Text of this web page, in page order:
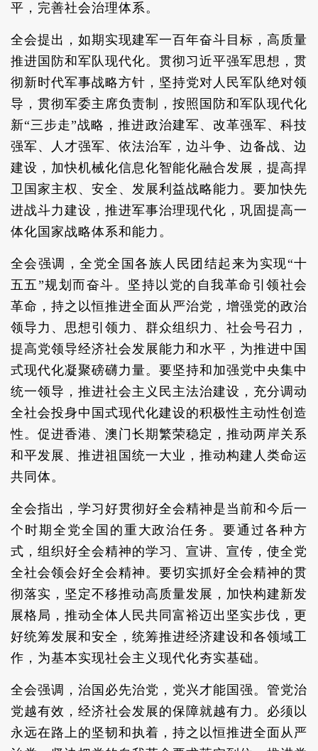
平，完善社会治理体系。
全会提出，如期实现建军一百年奋斗目标，高质量
推进国防和军队现代化。贯彻习近平强军思想，贯
彻新时代军事战略方针，坚持党对人民军队绝对领
导，贯彻军委主席负责制，按照国防和军队现代化
新“三步走”战略，推进政治建军、改革强军、科技
强军、人才强军、依法治军，边斗争、边备战、边
建设，加快机械化信息化智能化融合发展，提高捍
卫国家主权、安全、发展利益战略能力。要加快先
进战斗力建设，推进军事治理现代化，巩固提高一
体化国家战略体系和能力。
全会强调，全党全国各族人民团结起来为实现“十
五五”规划而奋斗。坚持以党的自我革命引领社会
革命，持之以恒推进全面从严治党，增强党的政治
领导力、思想引领力、群众组织力、社会号召力，
提高党领导经济社会发展能力和水平，为推进中国
式现代化凝聚磅礴力量。要坚持和加强党中央集中
统一领导，推进社会主义民主法治建设，充分调动
全社会投身中国式现代化建设的积极性主动性创造
性。促进香港、澳门长期繁荣稳定，推动两岸关系
和平发展、推进祖国统一大业，推动构建人类命运
共同体。
全会指出，学习好贯彻好全会精神是当前和今后一
个时期全党全国的重大政治任务。要通过各种方
式，组织好全会精神的学习、宣讲、宣传，使全党
全社会领会好全会精神。要切实抓好全会精神的贯
彻落实，坚定不移推动高质量发展，加快构建新发
展格局，推动全体人民共同富裕迈出坚实步伐，更
好统筹发展和安全，统筹推进经济建设和各领域工
作，为基本实现社会主义现代化夯实基础。
全会强调，治国必先治党，党兴才能国强。管党治
党越有效，经济社会发展的保障就越有力。必须以
永远在路上的坚韧和执着，持之以恒推进全面从严